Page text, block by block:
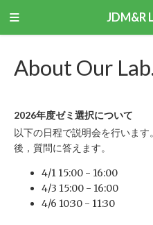
JDM&R
About Our
2026年度ゼミ選択について
以下の日程で説明会を行いま
後，質問に答えます。
4/1 15:00 - 16:00
4/3 15:00 - 16:00
4/6 10:30 - 11:30